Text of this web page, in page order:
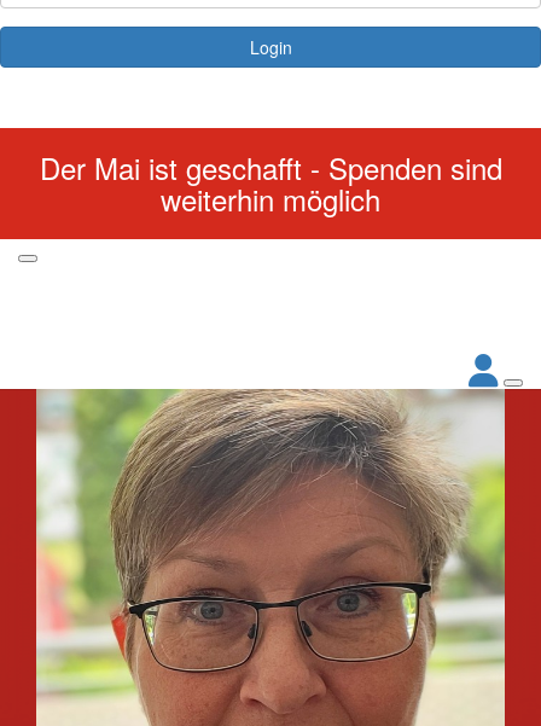
Login
Der Mai ist geschafft - Spenden sind
weiterhin möglich